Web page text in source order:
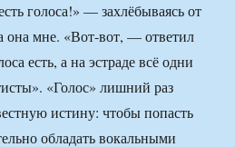
голоса!» — захлёбываясь от
она мне. «Вот-вот, — ответил
есть, а на эстраде всё одни
«Голос» лишний раз
истину: чтобы попасть
обладать вокальными